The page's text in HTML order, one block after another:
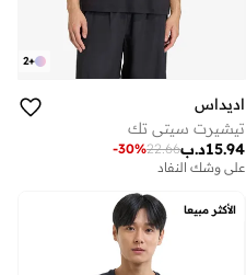
+
2
اديداس
تيشيرت سيتي تك
د.ب15.94
22.66
-30%
على وشك النفاد
الأكثر مبيعا